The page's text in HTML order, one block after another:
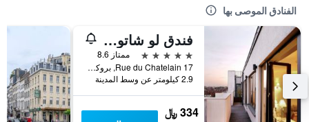
الفنادق الموصى بها
فندق لو شاتولان
5 نجوم
ممتاز 8.6
17 Rue du Chatelain, بروكسل, بلجيكا
2.9 كيلومتر عن وسط المدينة
334 ﷼